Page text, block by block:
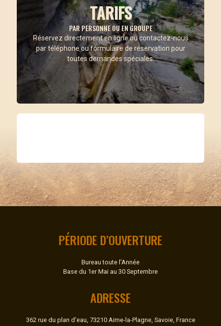
TARIFS
PAR PERSONNE OU EN GROUPE
Réservez directement en ligne ou contactez-nous
par téléphone ou formulaire de réservation pour
toutes demandes spéciales.
Par personne : €70
PÉRIODE D’OUVERTURE
Bureau toute l’Année
Base du 1er Mai au 30 Septembre
ADRESSE
362 rue du plan d'eau, 73210 Aime-la-Plagne, Savoie, France